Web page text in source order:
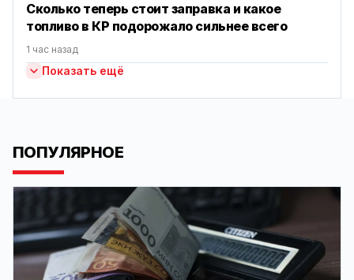
Сколько теперь стоит заправка и какое
топливо в КР подорожало сильнее всего
1 час назад
Показать ещё
ПОПУЛЯРНОЕ